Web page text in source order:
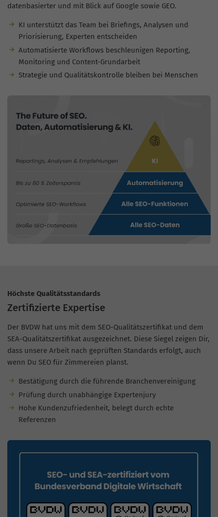
datenbasierter und mit Blick auf Google sowie GEO.
KI unterstützt das Team bei Briefings, Analysen und
Priorisierung, Experten entscheiden
Automatisierte Workflows beschleunigen Reporting,
Monitoring und Content-Grundarbeit
Strategie und Qualitätskontrolle bleiben bei Menschen
Höchste Qualitätsstandards
Zertifizierte Expertise
Der BVDW hat uns mit dem SEO-Qualitätszertifikat und dem
SEA-Qualitätszertifikat ausgezeichnet. Diese Siegel zeigen Dir,
dass unsere Arbeit nach geprüften Standards erfolgt, auch
wenn Du SEO für Zimmereien planst.
Bestätigung durch die führende Branchenvereinigung
Prüfung durch unabhängige Expertenjury
Hohe Kundenzufriedenheit, belegt durch echte
Referenzen